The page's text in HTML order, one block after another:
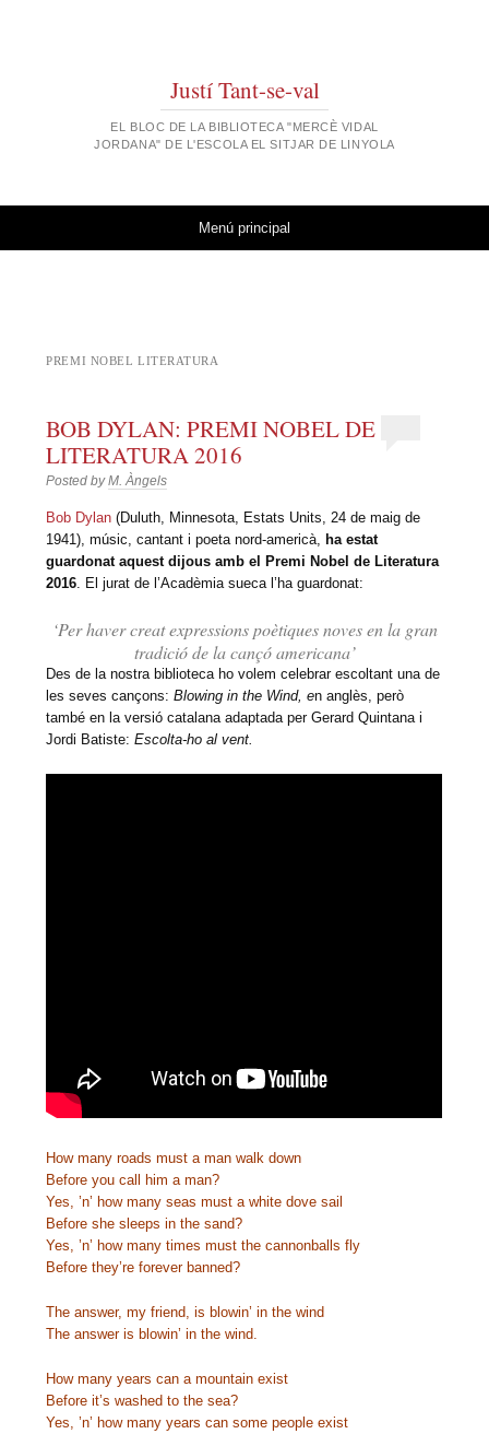
Justí Tant-se-val
EL BLOC DE LA BIBLIOTECA "MERCÈ VIDAL
JORDANA" DE L'ESCOLA EL SITJAR DE LINYOLA
Menú principal
PREMI NOBEL LITERATURA
BOB DYLAN: PREMI NOBEL DE
LITERATURA 2016
Posted byM. Àngels
Bob Dylan (Duluth, Minnesota, Estats Units, 24 de maig de
1941), músic, cantant i poeta nord-americà,
ha estat
guardonat aquest dijous amb el Premi Nobel de Literatura
2016 . El jurat de l’Acadèmia sueca l’ha guardonat:
‘Per haver creat expressions poètiques noves en la gran
tradició de la cançó americana’
Des de la nostra biblioteca ho volem celebrar escoltant una de
les seves cançons:Blowing in the Wind, en anglès, però
també en la versió catalana adaptada per Gerard Quintana i
Jordi Batiste:Escolta-ho al vent.
How many roads must a man walk down
Before you call him a man?
Yes, ’n’ how many seas must a white dove sail
Before she sleeps in the sand?
Yes, ’n’ how many times must the cannonballs fly
Before they’re forever banned?
The answer, my friend, is blowin’ in the wind
The answer is blowin’ in the wind.
How many years can a mountain exist
Before it’s washed to the sea?
Yes, ’n’ how many years can some people exist